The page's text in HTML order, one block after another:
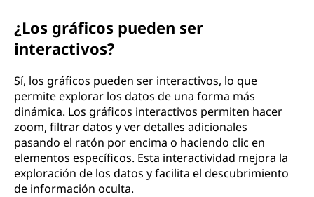
¿Los gráficos pueden ser
interactivos?
Sí, los gráficos pueden ser interactivos, lo que
permite explorar los datos de una forma más
dinámica. Los gráficos interactivos permiten hacer
zoom, filtrar datos y ver detalles adicionales
pasando el ratón por encima o haciendo clic en
elementos específicos. Esta interactividad mejora la
exploración de los datos y facilita el descubrimiento
de información oculta.